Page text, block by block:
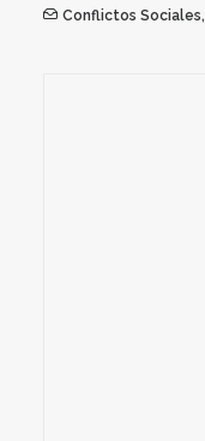
Conflictos Sociales,